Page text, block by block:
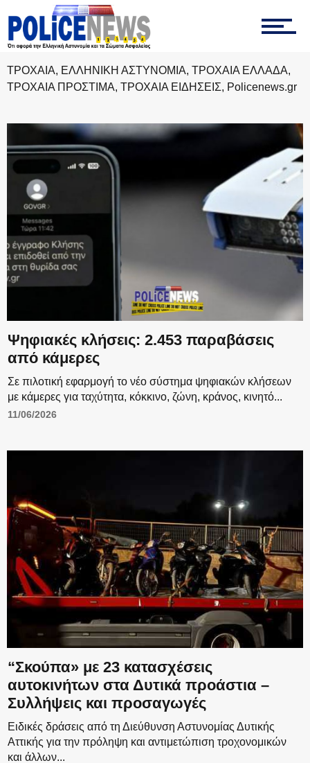
ΠΥΡΟΣΒΕΣΤΙΚΗ
ΛΙΜΕΝΙΚΟ
ΕΝΟΠΛΕΣ ΔΥΝΑΜΕΙΣ
ΕΚΑΒ
ΑΣΤΥΝΟΜΙΚΟ ΡΕΠΟΡΤΑΖ
Η ΦΩΝΗ ΣΟΥ
ΟΠΛΑ/ΕΞΟΠΛΙΣΜΟΣ
ΤΡΟΧΑΙΑ, ΕΛΛΗΝΙΚΗ ΑΣΤΥΝΟΜΙΑ, ΤΡΟΧΑΙΑ ΕΛΛΑΔΑ,
ΤΡΟΧΑΙΑ ΠΡΟΣΤΙΜΑ, ΤΡΟΧΑΙΑ ΕΙΔΗΣΕΙΣ, Policenews.gr
Ψηφιακές κλήσεις: 2.453 παραβάσεις
από κάμερες
Σε πιλοτική εφαρμογή το νέο σύστημα ψηφιακών κλήσεων
με κάμερες για ταχύτητα, κόκκινο, ζώνη, κράνος, κινητό...
11/06/2026
“Σκούπα» με 23 κατασχέσεις
αυτοκινήτων στα Δυτικά προάστια –
Συλλήψεις και προσαγωγές
Ειδικές δράσεις από τη Διεύθυνση Αστυνομίας Δυτικής
Αττικής για την πρόληψη και αντιμετώπιση τροχονομικών
και άλλων...